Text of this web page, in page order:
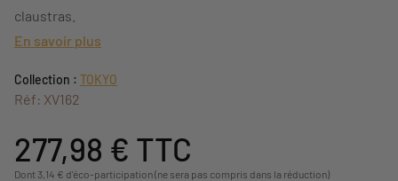
claustras.
En savoir plus
Collection : TOKYO
Réf: XV162
277,98 € TTC
Dont 3,14 € d'éco-participation (ne sera pas compris dans la réduction)